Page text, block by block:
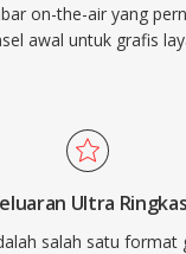
on-the-air yang
awal untuk grafis
Ultra Ringkas
salah satu format